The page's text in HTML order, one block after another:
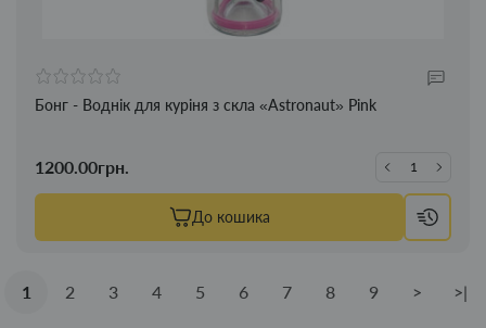
Бонг - Воднік для куріня з скла «Astronaut» Pink
1200.00грн.
До кошика
1 2 3 4 5 6 7 8 9 > >|